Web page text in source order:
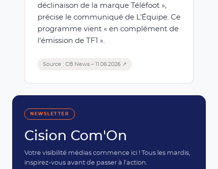
déclinaison de la marque Téléfoot »,
précise le communiqué de L’Équipe. Ce
programme vient « en complément de
l'émission de TF1 ».
Source : CB News – 11.06.2026 ↗
NEWSLETTER
Cision Com'On
Votre visibilité médias commence ici ! Tous les mardis,
inspirez-vous avant de passer à l'action.